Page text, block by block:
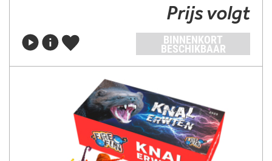
Prijs volgt
BINNENKORT
BESCHIKBAAR